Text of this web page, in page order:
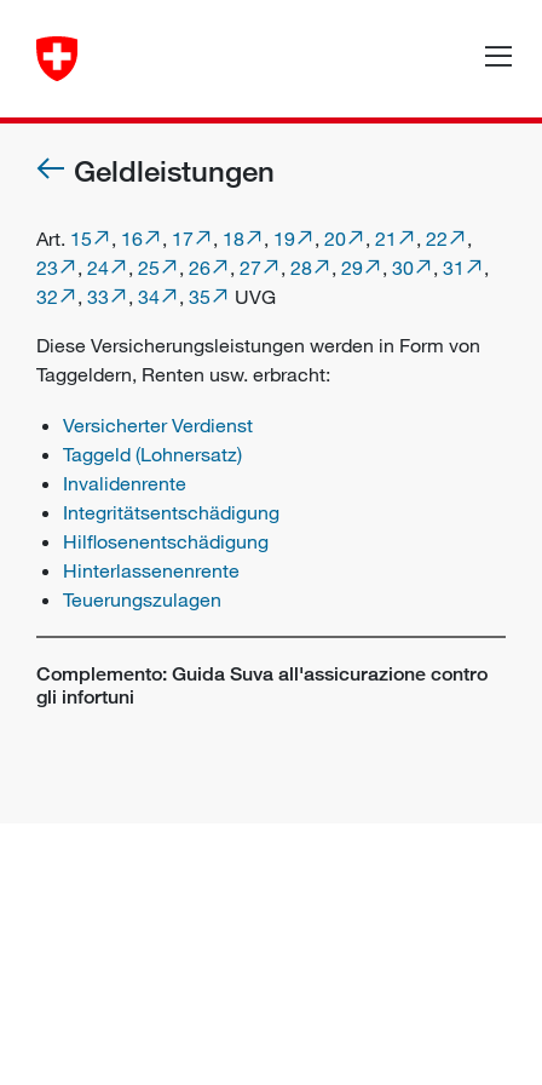
Geldleistungen
Art. 15 , 16 , 17 , 18 , 19 , 20 , 21 , 22
,
23
, 24 , 25 , 26 , 27 , 28 , 29 , 30 , 31
,
32
, 33 , 34 , 35
UVG
Diese Versicherungsleistungen werden in Form von
Taggeldern, Renten usw. erbracht:
Versicherter Verdienst
Taggeld (Lohnersatz)
Invalidenrente
Integritätsentschädigung
Hilflosenentschädigung
Hinterlassenenrente
Teuerungszulagen
Complemento: Guida Suva all'assicurazione contro
gli infortuni